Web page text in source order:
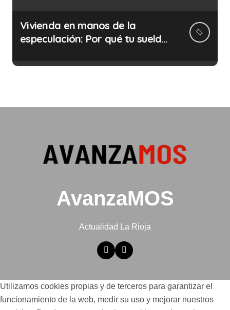
Vivienda en manos de la
especulación: Por qué tu sueldo
AvanzaMOS
Actualidad La Rioja
Utilizamos cookies propias y de terceros para garantizar el
funcionamiento de la web, medir su uso y mejorar nuestros